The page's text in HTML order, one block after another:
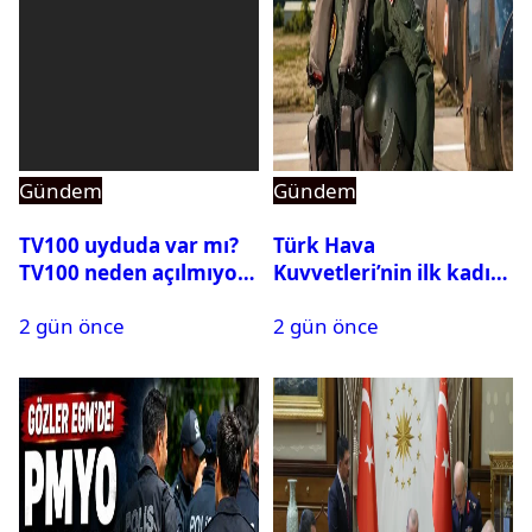
Gündem
TV100 uyduda var mı?
TV100 neden açılmıyor?
2 gün önce
Gündem
Türk Hava
Kuvvetleri’nin ilk kadın
Karapınar hakkında
ortaya çıktı
2 gün önce